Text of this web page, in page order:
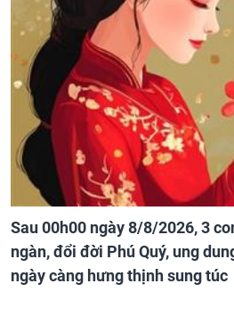
Sau 00h00 ngày 8/8/2026, 3
ngàn, đổi đời Phú Quý, ung
ngày càng hưng thịnh sung túc